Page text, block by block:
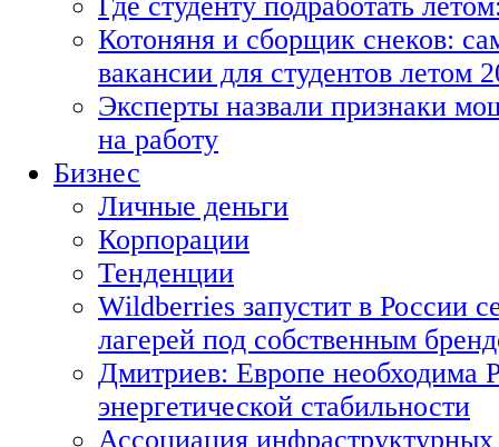
Котоняня и сборщик снеков:
вакансии для студентов летом
Эксперты назвали признаки
на работу
Бизнес
Личные деньги
Корпорации
Тенденции
Wildberries запустит в России
лагерей под собственным
Дмитриев: Европе необходима
энергетической стабильности
Ассоциация